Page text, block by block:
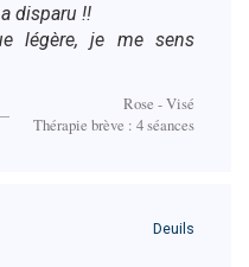
disparu !!
légère, je me sens
Rose - Visé
Thérapie brève : 4 séances
Deuils